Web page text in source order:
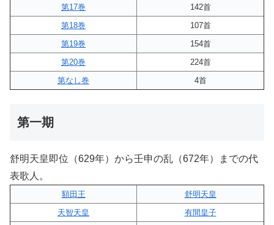
第17巻
142首
第18巻
107首
第19巻
154首
第20巻
224首
第なし巻
4首
第一期
舒明天皇即位（629年）から壬申の乱（672年）までの代
表歌人。
額田王
舒明天皇
天智天皇
有間皇子